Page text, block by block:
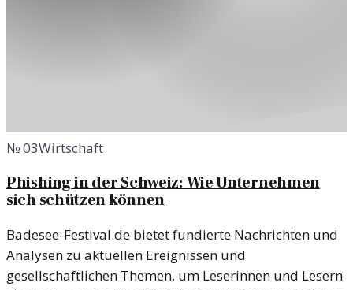
№03Wirtschaft
Phishing in der Schweiz: Wie Unternehmen
sich schützen können
Badesee-Festival.de bietet fundierte Nachrichten und
Analysen zu aktuellen Ereignissen und
gesellschaftlichen Themen, um Leserinnen und Lesern